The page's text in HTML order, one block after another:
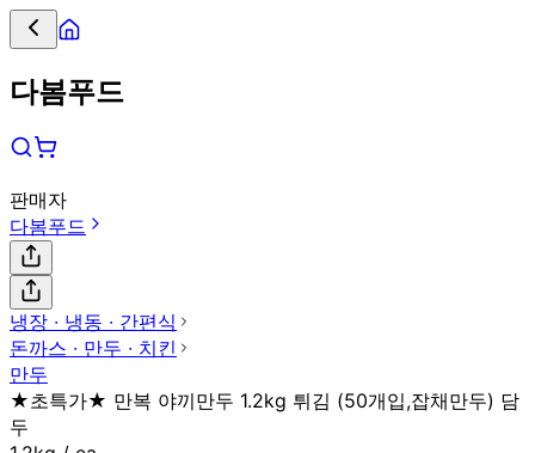
다봄푸드
판매자
다봄푸드
냉장 ∙ 냉동 ∙ 간편식
돈까스 ∙ 만두 ∙ 치킨
만두
★초특가★ 만복 야끼만두 1.2kg 튀김 (50개입,잡채만두) 담
두